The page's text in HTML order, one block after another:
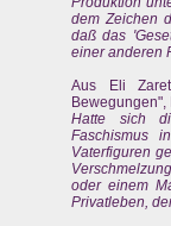
dem Zeichen
daß das
einer anderen
Aus Eli
Bewegungen",
Hatte sich
Faschismus
Vaterfiguren
oder einem
Privatleben,